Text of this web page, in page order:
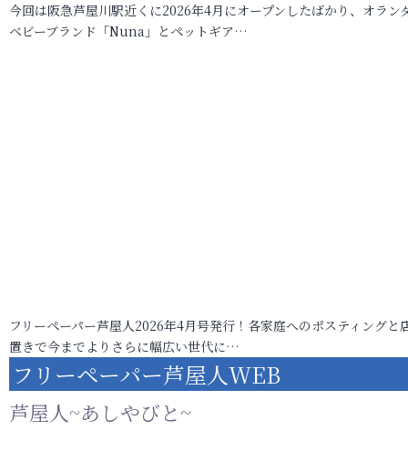
今回は阪急芦屋川駅近くに2026年4月にオープンしたばかり、オラン
ベビーブランド「Nuna」とペットギア…
フリーペーパー芦屋人2026年4月号発行！各家庭へのポスティングと
置きで今までよりさらに幅広い世代に…
フリーペーパー芦屋人WEB
芦屋人~あしやびと~